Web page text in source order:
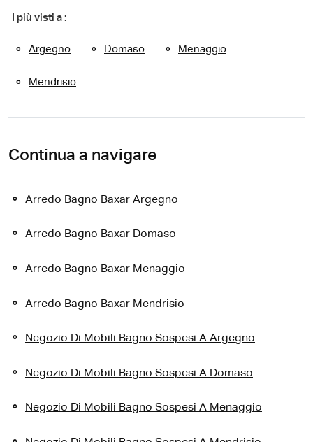
I più visti a :
Argegno Domaso Menaggio
Mendrisio
Continua a navigare
Arredo Bagno Baxar Argegno
Arredo Bagno Baxar Domaso
Arredo Bagno Baxar Menaggio
Arredo Bagno Baxar Mendrisio
Negozio Di Mobili Bagno Sospesi A Argegno
Negozio Di Mobili Bagno Sospesi A Domaso
Negozio Di Mobili Bagno Sospesi A Menaggio